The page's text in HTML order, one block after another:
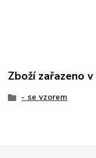
Zboží zařazeno
- se vzorem